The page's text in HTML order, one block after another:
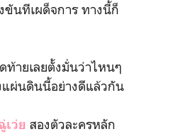
ขันทีเผด็จการ ทางนี้ก็
ายเลยตั้งมั่นว่าไหนๆ
แผ่นดินนี้อย่างดีแล้วกัน
เว่ย สองตัวละครหลัก